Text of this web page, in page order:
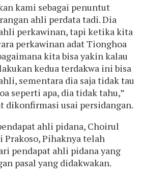
kami sebagai penuntut
ahli perdata tadi. Dia
perkawinan, tapi ketika kita
perkawinan adat Tionghoa
kita bisa yakin kalau
kedua terdakwa ini bisa
sementara dia saja tidak tau
seperti apa, dia tidak tahu,”
dikonfirmasi usai persidangan.
ahli pidana, Choirul
Prakoso, Pihaknya telah
pendapat ahli pidana yang
pasal yang didakwakan.